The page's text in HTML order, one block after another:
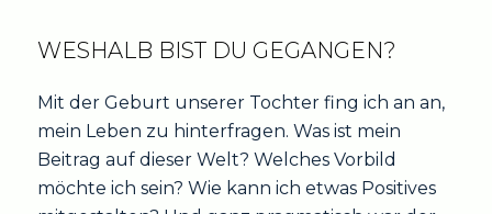
WESHALB BIST DU GEGANGEN?
Mit der Geburt unserer Tochter fing ich an an,
mein Leben zu hinterfragen. Was ist mein
Beitrag auf dieser Welt? Welches Vorbild
möchte ich sein? Wie kann ich etwas Positives